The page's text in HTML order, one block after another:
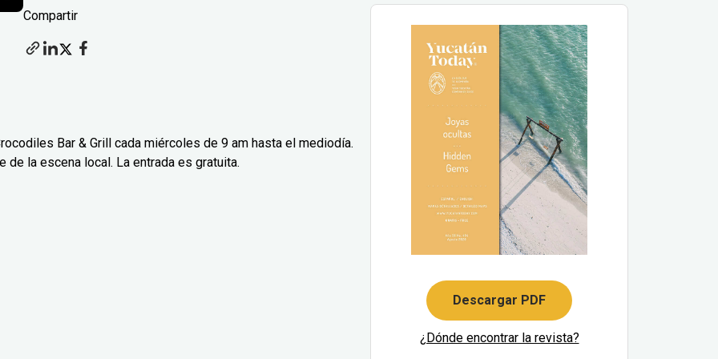
Compartir
Bar & Grill cada miércoles de 9 am hasta el mediodía.
de la escena local. La entrada es gratuita.
Descargar PDF
¿Dónde encontrar la revista?